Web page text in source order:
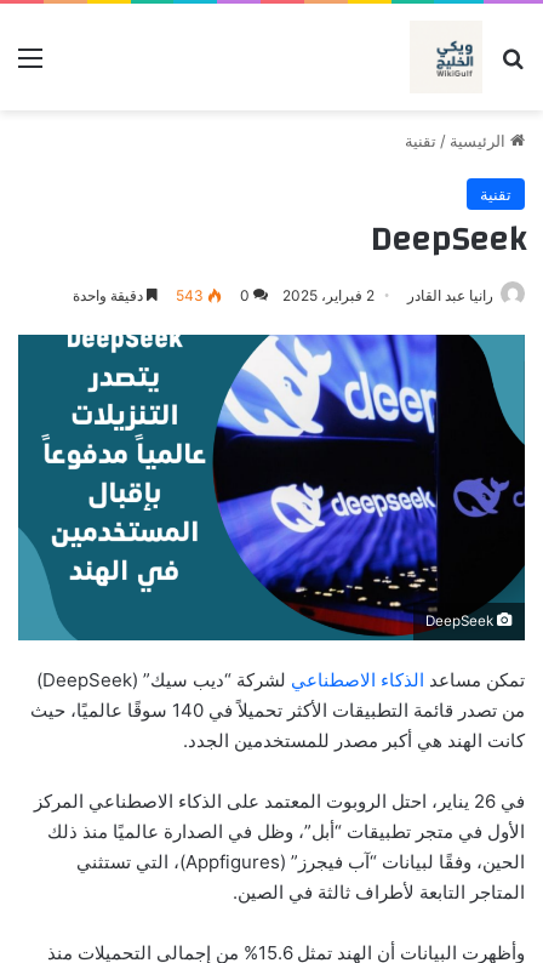
بحث عن
الرئيسية / تقنية
تقنية
DeepSeek
رانيا عبد القادر 2 فبراير، 2025 0
543 دقيقة واحدة
تمكن مساعد الذكاء الاصطناعي
لشركة “ديب سيك” (DeepSeek)
من تصدر قائمة التطبيقات الأكثر تحميلاً في 140 سوقًا عالميًا، حيث
كانت الهند هي أكبر مصدر للمستخدمين الجدد.
في 26 يناير، احتل الروبوت المعتمد على الذكاء الاصطناعي المركز
الأول في متجر تطبيقات “أبل”، وظل في الصدارة عالميًا منذ ذلك
الحين، وفقًا لبيانات “آب فيجرز” (Appfigures)، التي تستثني
المتاجر التابعة لأطراف ثالثة في الصين.
وأظهرت البيانات أن الهند تمثل 15.6% من إجمالي التحميلات منذ